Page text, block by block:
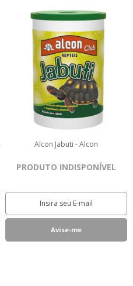
Alcon Jabuti - Alcon
PRODUTO INDISPONÍVEL